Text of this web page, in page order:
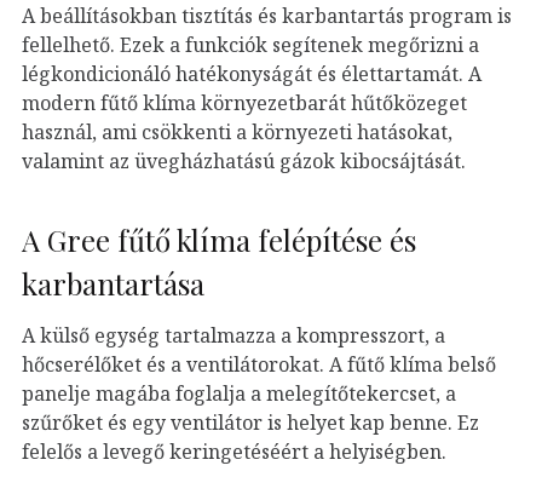
A beállításokban tisztítás és karbantartás program is
fellelhető. Ezek a funkciók segítenek megőrizni a
légkondicionáló hatékonyságát és élettartamát. A
modern fűtő klíma környezetbarát hűtőközeget
használ, ami csökkenti a környezeti hatásokat,
valamint az üvegházhatású gázok kibocsájtását.
A Gree fűtő klíma felépítése és
karbantartása
A külső egység tartalmazza a kompresszort, a
hőcserélőket és a ventilátorokat. A fűtő klíma belső
panelje magába foglalja a melegítőtekercset, a
szűrőket és egy ventilátor is helyet kap benne. Ez
felelős a levegő keringetéséért a helyiségben.